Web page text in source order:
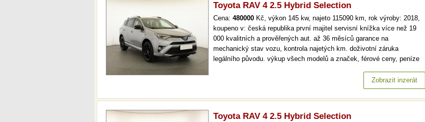
Toyota RAV 4 2.5 Hybrid Selection
Cena: 480000 Kč, výkon 145 kw, najeto 115090 km, rok výroby: 2018,
koupeno v: česká republika první majitel servisní knížka více než 19
000 kvalitních a prověřených aut. až 36 měsíců garance na
mechanický stav vozu, kontrola najetých km. doživotní záruka
legálního původu. výkup všech modelů a značek, férové ceny, peníze
36 měsíců garance na mechanický stav vozu, kontrola najetých km.…
Zobrazit inzerát
Toyota RAV 4 2.5 Hybrid Selection